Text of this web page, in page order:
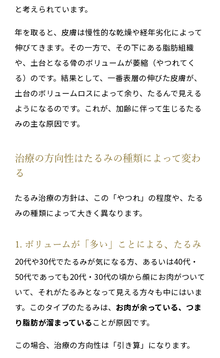
と考えられています。
年を取ると、皮膚は慢性的な乾燥や経年劣化によって
伸びてきます。その一方で、その下にある脂肪組織
や、土台となる骨のボリュームが萎縮（やつれてく
る）のです。結果として、一番表層の伸びた皮膚が、
土台のボリュームロスによって余り、たるんで見える
ようになるのです。これが、加齢に伴って生じるたる
みの主な原因です。
治療の方向性はたるみの種類によって変わ
る
たるみ治療の方針は、この「やつれ」の程度や、たる
みの種類によって大きく異なります。
1. ボリュームが「多い」ことによる、たるみ
20代や30代でたるみが気になる方、あるいは40代・
50代であっても20代・30代の頃から顔にお肉がついて
いて、それがたるみとなって見える方々も中にはいま
す。このタイプのたるみは、 お肉が余っている、つま
り脂肪が溜まっていることが原因です。
この場合、治療の方向性は「引き算」になります。